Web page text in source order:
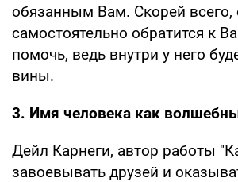
обязанным Вам. Скорей всего,
самостоятельно обратится к
помочь, ведь внутри у него
вины.
3. Имя человека как
Дейл Карнеги, автор работы
завоевывать друзей и